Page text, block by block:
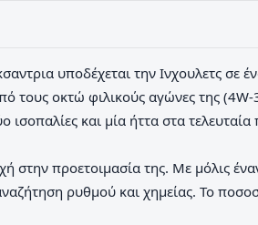
υποδέχεται την Ινχουλετς σε
τους οκτώ φιλικούς αγώνες της
και μία ήττα στα
στην προετοιμασία της. Με μόλις
ρυθμού και χημείας. Το